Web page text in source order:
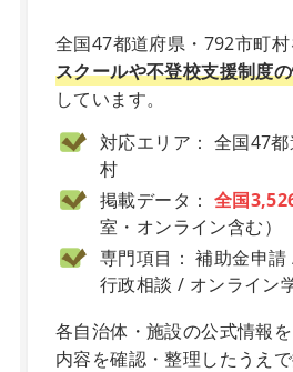
全国47都道府県・792市町村
スクールや不登校支援制度
しています。
対応エリア： 全国47
村
掲載データ： 全国
室・オンライン含む）
専門項目： 補助金申
行政相談 / オンライン
各自治体・施設の公式情報
内容を確認・整理したうえで